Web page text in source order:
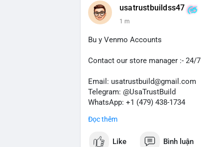
usatrustbuildss47
1 m
Bu y Venmo Accounts
Contact our store manager :- 24/7
Email: usatrustbuild@gmail.com
Telegram: @UsaTrustBuild
WhatsApp: +1 (479) 438-1734
#buyverifiedvenmoaccounts
Đọc thêm
Like Bình luận